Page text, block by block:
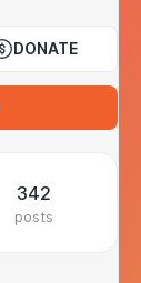
DONATE
342
posts